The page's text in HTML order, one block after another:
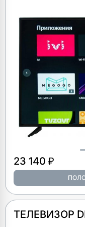
23 140 ₽
ТЕЛЕВИЗОР